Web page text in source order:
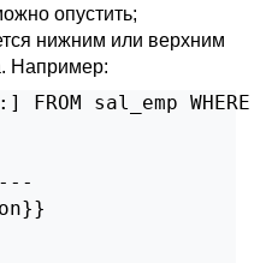
опустить;
нижним или верхним
Например:
FROM sal_emp